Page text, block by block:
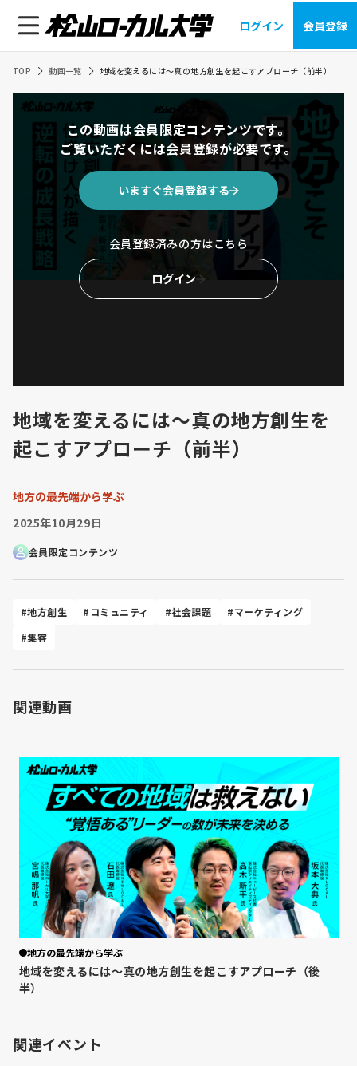
ログイン 会員登録
TOP 動画一覧 地域を変えるには〜真の地方創生を起こすアプローチ（前半）
この動画は会員限定コンテンツです。
ご覧いただくには会員登録が必要です。
いますぐ会員登録する
会員登録済みの方はこちら
ログイン
地域を変えるには〜真の地方創生を
起こすアプローチ（前半）
地方の最先端から学ぶ
2025年10月29日
会員限定コンテンツ
#地方創生 #コミュニティ #社会課題
#マーケティング
#集客
関連動画
地方の最先端から学ぶ
地域を変えるには〜真の地方創生を起こすアプローチ（後
半）
関連イベント